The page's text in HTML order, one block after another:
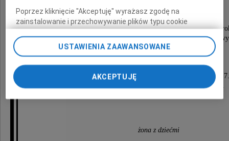
Pogrzeb odbędzie się w piątek, 28 stycznia 2011
o godzinie 10.30 na cmentarzu komunalnym
przy ul. Wrocławskiej w Zielonej Górze.
Msza święta w intencji Zmarłego
zostanie odprawiona w dniu pogrzebu o godzinie
w kościele pw. Matki Bożej Częstochowskiej.
żona z dziećmi
Poprzez kliknięcie "Akceptuję" wyrażasz zgodę na
zainstalowanie i przechowywanie plików typu cookie
na Twoim urządzeniu końcowym. Możesz też w każdej
chwili zmienić swoje preferencje dot. plików cookie,
preferencjami dot. przetwarzania danych poprzez
odnośnik „Ustawienia prywatności” w stopce serwisu i
My, nasi Zaufani Partnerzy i Agora S.A. możemy
USTAWIENIA ZAAWANSOWANE
AKCEPTUJĘ